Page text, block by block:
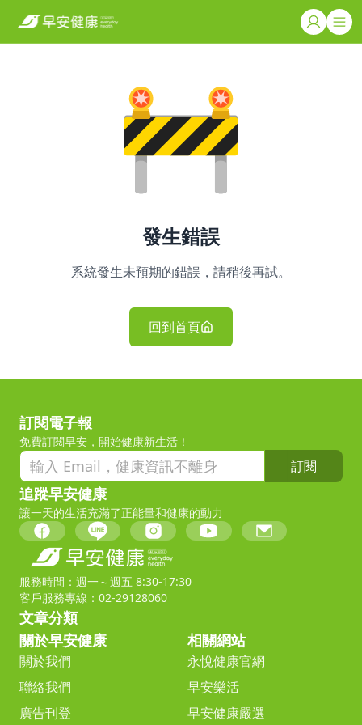
發生錯誤
系統發生未預期的錯誤，請稍後再試。
回到首頁
訂閱電子報
免費訂閱早安，開始健康新生活！
訂閱
追蹤早安健康
讓一天的生活充滿了正能量和健康的動力
服務時間：週一～週五 8:30-17:30
客戶服務專線：02-29128060
文章分類
關於早安健康
關於我們
聯絡我們
廣告刊登
相關網站
永悅健康官網
早安樂活
早安健康嚴選